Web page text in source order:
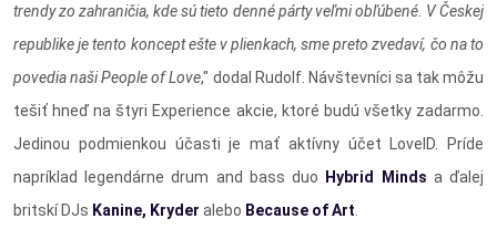
trendy zo zahraničia, kde sú tieto denné párty veľmi obľúbené. V Českej
republike je tento koncept ešte v plienkach, sme preto zvedaví, čo na to
povedia naši People of Love," dodal Rudolf. Návštevníci sa tak môžu
tešiť hneď na štyri Experience akcie, ktoré budú všetky zadarmo.
Jedinou podmienkou účasti je mať aktívny účet LoveID. Príde
napríklad legendárne drum and bass duo
Hybrid Minds a ďalej
britskí DJs Kanine, Kryder alebo Because of Art